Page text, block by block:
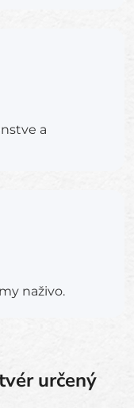
a
naživo.
určený